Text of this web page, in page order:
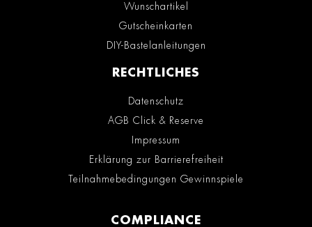
Wunschartikel
Gutscheinkarten
DIY-Bastelanleitungen
RECHTLICHES
Datenschutz
AGB Click & Reserve
Impressum
Erklärung zur Barrierefreiheit
Teilnahmebedingungen Gewinnspiele
COMPLIANCE